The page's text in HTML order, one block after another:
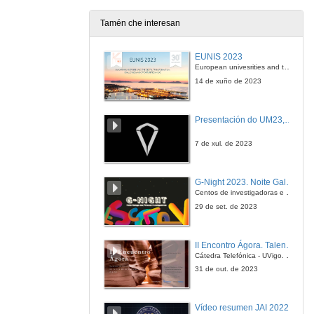
Tamén che interesan
EUNIS 2023
European univesrities and the digital transformation: challenges and opportunities ahead
14 de xuño de 2023
7 de xul. de 2023
G-Night 2023. Noite Galega das Persoas Investigadoras. Conciencias creativas
Centos de investigadoras e investigadores, decenas de actividades e sete cidades
29 de set. de 2023
Cátedra Telefónica - UVigo. Espazos de innovación
31 de out. de 2023
Vídeo resumen JAI 2022